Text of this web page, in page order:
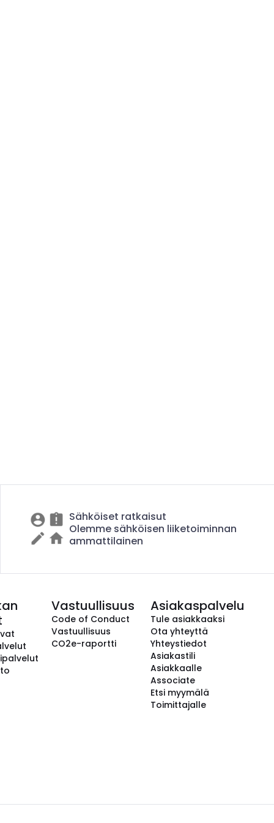
Sähköiset ratkaisut
Olemme sähköisen liiketoiminnan
ammattilainen
Vastuullisuus
Code of Conduct
Vastuullisuus
CO2e-raportti
Asiakaspalvelu
Tule asiakkaaksi
Ota yhteyttä
Yhteystiedot
Asiakastili
Asiakkaalle
Associate
Etsi myymälä
Toimittajalle